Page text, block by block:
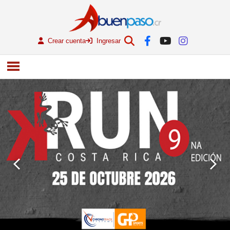
Crear cuenta Ingresar